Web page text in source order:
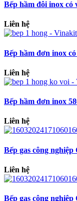
Bếp hầm đôi inox có
Liên hệ
Bếp hầm đơn inox
Liên hệ
Bếp hầm đơn inox
Liên hệ
Bếp gas công
Liên hệ
Bếp gas công